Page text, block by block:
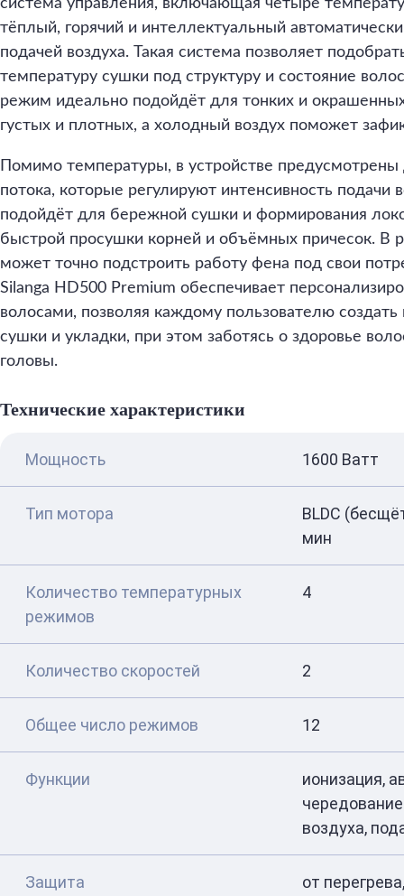
система управления, включающая четыре
тёплый, горячий и интеллектуальный
подачей воздуха. Такая система позволяет
температуру сушки под структуру и состояние
режим идеально подойдёт для тонких и
густых и плотных, а холодный воздух поможет
Помимо температуры, в устройстве предусмотрены
потока, которые регулируют интенсивность подачи
подойдёт для бережной сушки и формирования
быстрой просушки корней и объёмных причесок. В
может точно подстроить работу фена под свои
Silanga HD500 Premium обеспечивает
волосами, позволяя каждому пользователю
сушки и укладки, при этом заботясь о здоровье
головы.
Технические характеристики
Мощность 1600 Ватт
Тип мотора
BLDC
мин
Количество температурных
режимов
4
Количество скоростей 2
Общее число режимов 12
Функции
ионизация,
чередование
воздуха,
Защита
от